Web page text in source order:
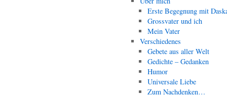
Erste Begegnung mit
Grossvater und ich
Mein Vater
Verschiedenes
Gebete aus aller Welt
Gedichte – Gedanken
Humor
Universale Liebe
Zum Nachdenken…